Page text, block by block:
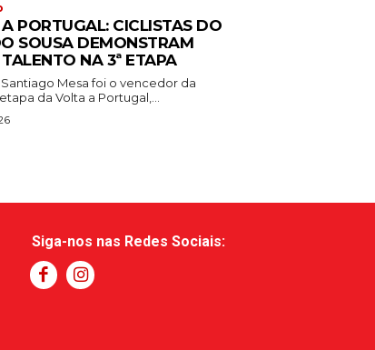
PORTUGAL: CICLISTAS DO
SOUSA DEMONSTRAM
NA 3ª ETAPA
Mesa foi o vencedor da
da Volta a Portugal,...
Siga-nos nas Redes Sociais: